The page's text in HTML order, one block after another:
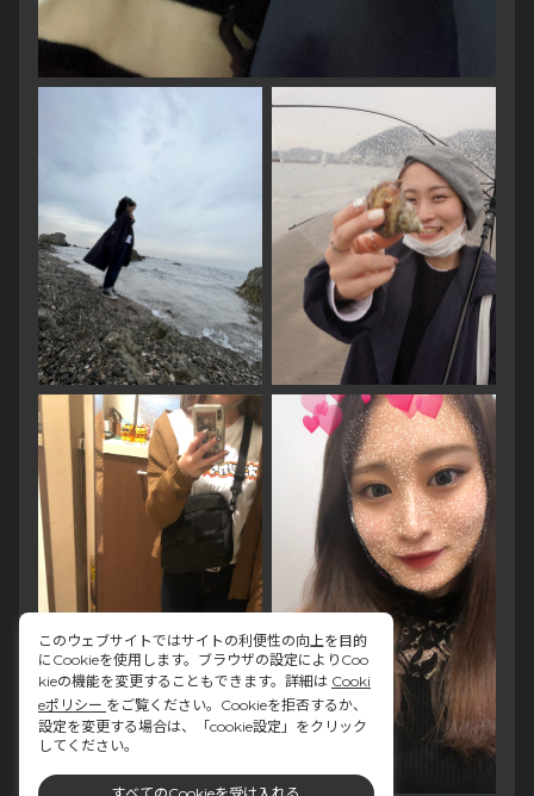
このウェブサイトではサイトの利便性の向上を目的
にCookieを使用します。ブラウザの設定によりCoo
kieの機能を変更することもできます。詳細は Cooki
eポリシー をご覧ください。Cookieを拒否するか、
設定を変更する場合は、「cookie設定」をクリック
してください。